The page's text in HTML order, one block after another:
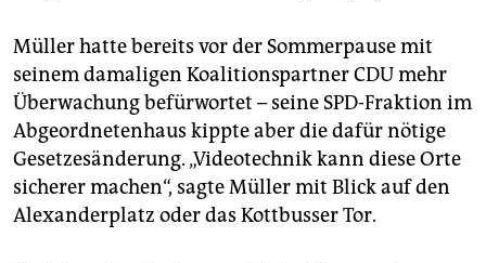
Müller hatte bereits vor der Sommerpause mit
seinem damaligen Koalitionspartner CDU mehr
Überwachung befürwortet – seine SPD-Fraktion im
Abgeordnetenhaus kippte aber die dafür nötige
Gesetzesänderung. „Videotechnik kann diese Orte
sicherer machen“, sagte Müller mit Blick auf den
Alexanderplatz oder das Kottbusser Tor.